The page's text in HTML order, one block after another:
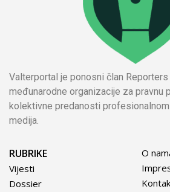
Valterportal je ponosni član Reporters
međunarodne organizacije za pravnu
kolektivne predanosti
medija.
RUBRIKE
Vijesti
Dossier
O